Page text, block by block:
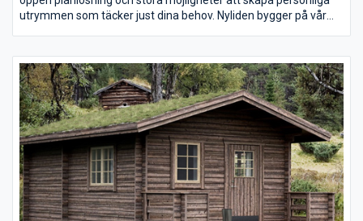
utrymmen som täcker just dina behov. Nyliden bygger på vår
rumslösningar och 25 mycket effektiva kvadratmeter.
Komplettera även med Galgat funkisbod och Gellas
funkisbastu.